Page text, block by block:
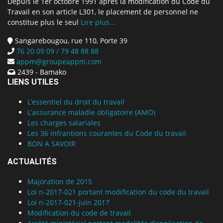
Travail en son article L301, le placement de personnel ne
constitue plus le seul Lire plus...
Sangarebougou, rue 110, Porte 39
76 20 09 09 / 79 48 88 88
appm@groupeappm.com
2439 - Bamako
LIENS UTILES
L’essentiel du droit du travail
L’assurance maladie obligatoire (AMO)
Les charges salariales
Les 36 infrantions courantes du Code du travail
BON A SAVOIR
ACTUALITÉS
Majoration de 2015
Loi n-2017-021 portant modification du code du travail
Loi n-2017-021-juin 2017
Modification du code de travail